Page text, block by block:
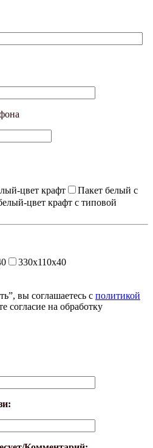
цвет крафт
Пакет белый с
цвет крафт с типовой
330х110х40
вы соглашаетесь с политикой
согласие на обработку